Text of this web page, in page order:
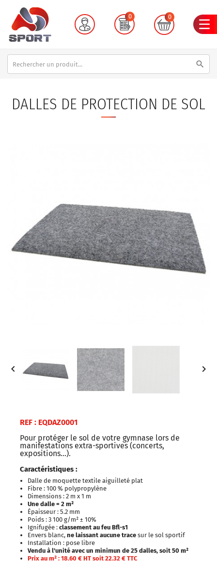
0 0
search
DALLES DE PROTECTION DE SOL
 
REF : EQDAZ0001
Pour protéger le sol de votre gymnase lors de
manifestations extra-sportives (concerts,
expositions…).
Caractéristiques :
Dalle de moquette textile aiguilleté plat
Fibre : 100 % polypropylène
Dimensions : 2 m x 1 m
Une dalle = 2 m²
Épaisseur : 5.2 mm
Poids : 3 100 g/m² ± 10%
Ignifugée : classement au feu Bfl-s1
Envers blanc, ne laissant aucune trace sur le sol sportif
Installation : pose libre
Vendu à l'unité avec un minimun de 25 dalles, soit 50 m²
Prix au m² : 18.60 € HT soit 22.32 € TTC